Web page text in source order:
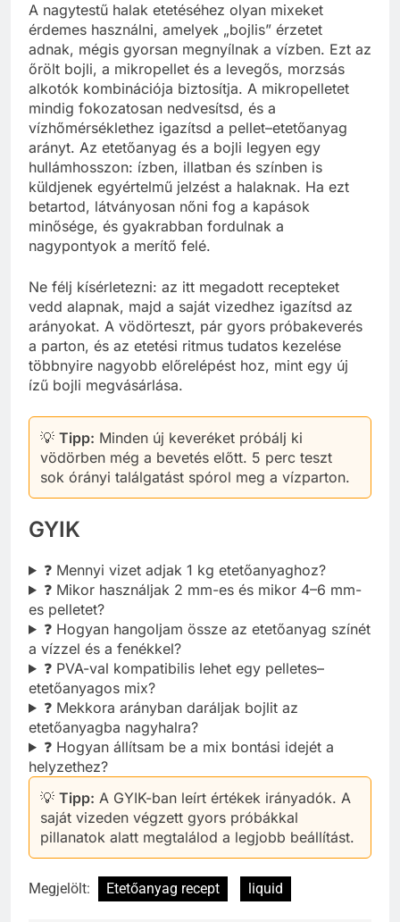
A nagytestű halak etetéséhez olyan mixeket
érdemes használni, amelyek „bojlis” érzetet
adnak, mégis gyorsan megnyílnak a vízben. Ezt az
őrölt bojli, a mikropellet és a levegős, morzsás
alkotók kombinációja biztosítja. A mikropelletet
mindig fokozatosan nedvesítsd, és a
vízhőmérséklethez igazítsd a pellet–etetőanyag
arányt. Az etetőanyag és a bojli legyen egy
hullámhosszon: ízben, illatban és színben is
küldjenek egyértelmű jelzést a halaknak. Ha ezt
betartod, látványosan nőni fog a kapások
minősége, és gyakrabban fordulnak a
nagypontyok a merítő felé.
Ne félj kísérletezni: az itt megadott recepteket
vedd alapnak, majd a saját vizedhez igazítsd az
arányokat. A vödörteszt, pár gyors próbakeverés
a parton, és az etetési ritmus tudatos kezelése
többnyire nagyobb előrelépést hoz, mint egy új
ízű bojli megvásárlása.
💡 Tipp: Minden új keveréket próbálj ki
vödörben még a bevetés előtt. 5 perc teszt
sok órányi találgatást spórol meg a vízparton.
GYIK
❓ Mennyi vizet adjak 1 kg etetőanyaghoz?
❓ Mikor használjak 2 mm-es és mikor 4–6 mm-
es pelletet?
❓ Hogyan hangoljam össze az etetőanyag színét
a vízzel és a fenékkel?
❓ PVA-val kompatibilis lehet egy pelletes–
etetőanyagos mix?
❓ Mekkora arányban daráljak bojlit az
etetőanyagba nagyhalra?
❓ Hogyan állítsam be a mix bontási idejét a
helyzethez?
💡 Tipp: A GYIK-ban leírt értékek irányadók. A
saját vizeden végzett gyors próbákkal
pillanatok alatt megtalálod a legjobb beállítást.
Megjelölt: Etetőanyag recept liquid